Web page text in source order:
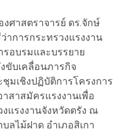
ศาสตราจารย์ ดร.จักษ์
การกระทรวงแรงงาน
รอบรมและบรรยาย
ขับเคลื่อนภารกิจ
ชุมเชิงปฏิบัติการโครงการ
สาสมัครแรงงานเพื่อ
แรงงานจังหวัดตรัง ณ
ลไม้ฝาด อำเภอสิเกา